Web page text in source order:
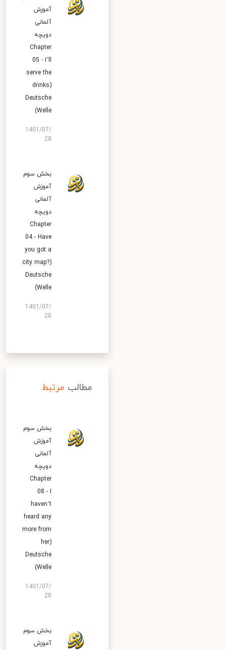
آموزش
آلمانی
دویچه
Chapter
05 - I’ll
serve the
drinks)
Deutsche
Welle)
1401/07/
28
بخش سوم
آموزش
آلمانی
دویچه
Chapter
04 - Have
you got a
city map?)
Deutsche
Welle)
1401/07/
28
مطالب مرتبط
بخش سوم
آموزش
آلمانی
دویچه
Chapter
08 - I
haven’t
heard any
more from
her)
Deutsche
Welle)
1401/07/
28
بخش سوم
آموزش